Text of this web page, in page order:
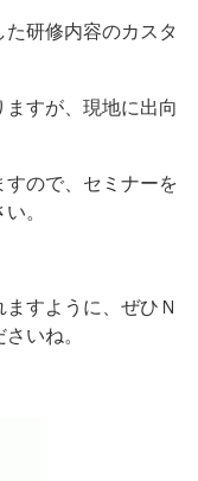
研修内容のカスタ
すが、現地に出向
ので、セミナーを
。
すように、ぜひＮ
いね。